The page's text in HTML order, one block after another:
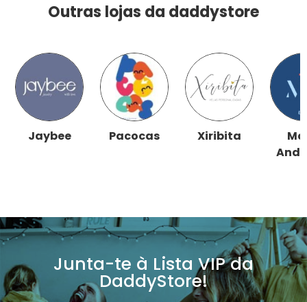
Outras lojas da daddystore
Jaybee Pacocas Xiribita
Junta-te à Lista VIP da
DaddyStore!